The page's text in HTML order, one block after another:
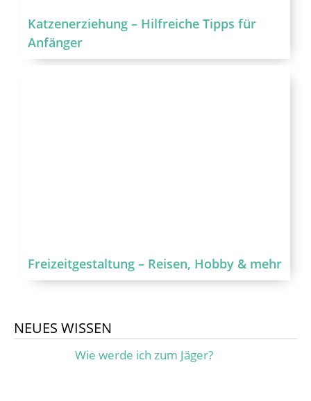
Katzenerziehung – Hilfreiche Tipps für
Anfänger
Freizeitgestaltung – Reisen, Hobby & mehr
NEUES WISSEN
Wie werde ich zum Jäger?